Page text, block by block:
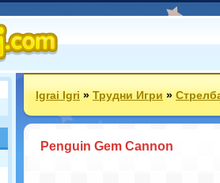
Igrai Igri»Трудни Игри»
Penguin Gem Cannon